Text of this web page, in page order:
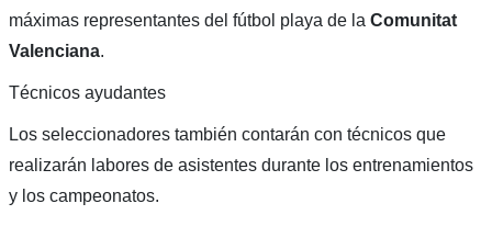
máximas representantes del fútbol playa de la Comunitat
Valenciana.
Técnicos ayudantes
Los seleccionadores también contarán con técnicos que
realizarán labores de asistentes durante los entrenamientos
y los campeonatos.